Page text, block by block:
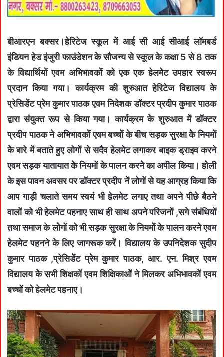
बीआरएन बक्सर।हेरिटेज स्कूल में आई सी आई सीआई लॉमबर्ड
इंडियन हेड इंजुरी फाउंडेशन के सौजन्य से स्कूल के कक्षा 5 से 8 तक
के विद्यार्थियों एवम अभिभावकों को एक एक हेलमेट उपहार स्वरूप
प्रदान किया गया। कार्यक्रम की शुरुआत हेरिटेज विद्यालय के
प्रेसिडेंट प्रेम कुमार पाठक एवम निदेशक डॉक्टर प्रदीप कुमार पाठक
द्वारा संयुक्त रूप से किया गया। कार्यक्रम के शुरुआत में डॉक्टर
प्रदीप पाठक ने अभिभावकों एवम बच्चों के बीच सड़क सुरक्षा के नियमों
के बारे में बताते हुए लोगों से सदैव हेलमेट लगाकर बाइक ड्राइव करने
एवम सड़क यातायात के नियमों के पालन करने का अपील किया। होली
के इस पावन अवसर पर डॉक्टर प्रदीप नें लोगों से यह आग्रह किया कि
आप गाड़ी चलाते समय स्वयं भी हेलमेट लगाए तथा अपने पीछे बैठने
वालों को भी हेलमेट पहनाए साथ ही साथ अपने परिजनों ,सगे संबंधियों
तथा समाज के लोगों को भी सड़क सुरक्षा के नियमों के पालन करने एवम
हेलमेट पहनने के लिए जागरूक करें। विद्यालय के उपनिदेशक सुदीप
कुमार पाठक ,प्रेसिडेंट प्रेम कुमार पाठक, आर. एन. मिश्र एवम
विद्यालय के सभी शिक्षकों एवम शिक्षिकाओं ने मिलकर अभिभावकों एवम
बच्चों को हेलमेट पहनाए।